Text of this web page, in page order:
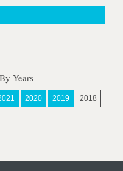
Years
2020 2019 2018